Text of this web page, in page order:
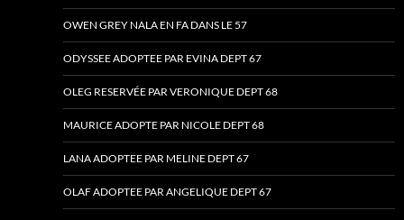
OWEN GREY NALA EN FA DANS LE 57
ODYSSEE ADOPTEE PAR EVINA DEPT 67
OLEG RESERVÉE PAR VERONIQUE DEPT 68
MAURICE ADOPTE PAR NICOLE DEPT 68
LANA ADOPTEE PAR MELINE DEPT 67
OLAF ADOPTEE PAR ANGELIQUE DEPT 67